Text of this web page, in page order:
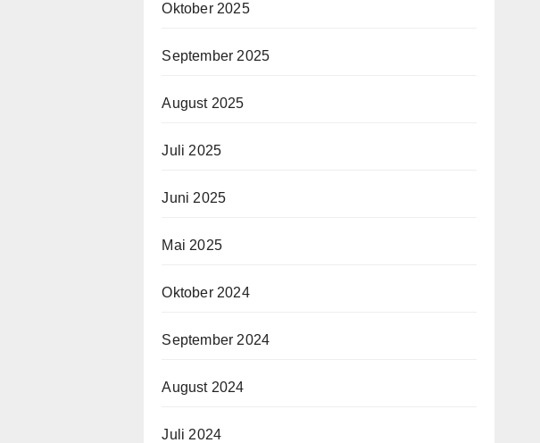
Oktober 2025
September 2025
August 2025
Juli 2025
Juni 2025
Mai 2025
Oktober 2024
September 2024
August 2024
Juli 2024